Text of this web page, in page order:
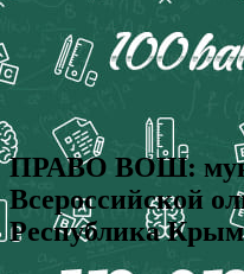
ПРАВО ВОШ:
Всероссийской
Республика Крым